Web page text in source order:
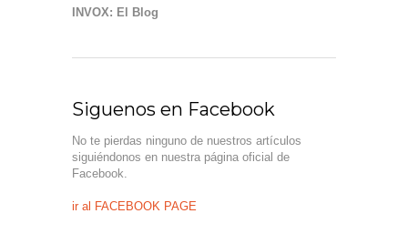
INVOX: El Blog
Siguenos en Facebook
No te pierdas ninguno de nuestros artículos
siguiéndonos en nuestra página oficial de
Facebook.
ir al FACEBOOK PAGE